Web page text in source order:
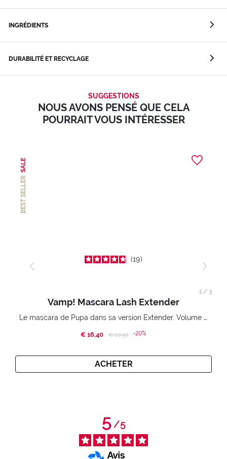
INGRÉDIENTS
DURABILITÉ ET RECYCLAGE
SUGGESTIONS
NOUS AVONS PENSÉ QUE CELA
POURRAIT VOUS INTÉRESSER
BEST SELLER
SALE
19
Vamp! Mascara Lash Extender
Le mascara de Pupa dans sa version Extender. Volume extension 3D. Des cils amplifiés et liftés à l’infini.
€ 16,40 Price reduced from
€ 20,50to-20%
ACHETER
1/ 3
5/5